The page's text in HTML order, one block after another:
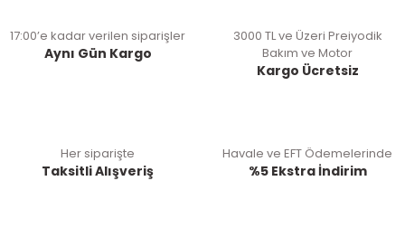
17:00’e kadar verilen siparişler
Aynı Gün Kargo
3000 TL ve Üzeri Preiyodik
Bakım ve Motor
Kargo Ücretsiz
Her siparişte
Taksitli Alışveriş
Havale ve EFT Ödemelerinde
%5 Ekstra İndirim